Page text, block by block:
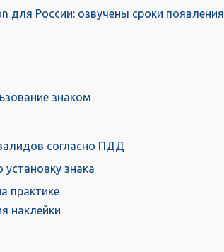
России: озвучены сроки появления
знаком
согласно ПДД
знака
практике
наклейки